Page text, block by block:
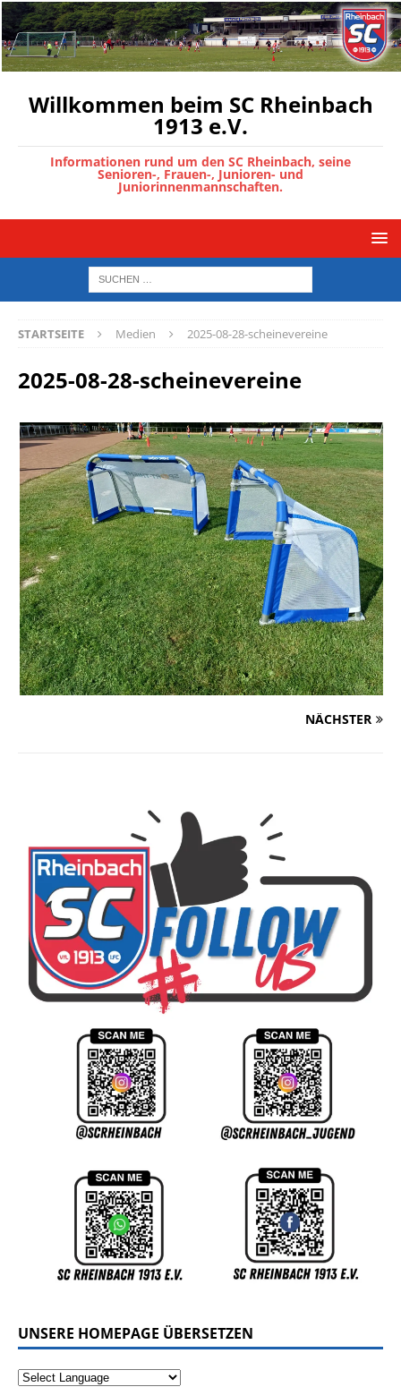
Willkommen beim SC Rheinbach
1913 e.V.
Informationen rund um den SC Rheinbach, seine
Senioren-, Frauen-, Junioren- und
Juniorinnenmannschaften.
STARTSEITE Medien 2025-08-28-scheinevereine
2025-08-28-scheinevereine
NÄCHSTER
UNSERE HOMEPAGE ÜBERSETZEN